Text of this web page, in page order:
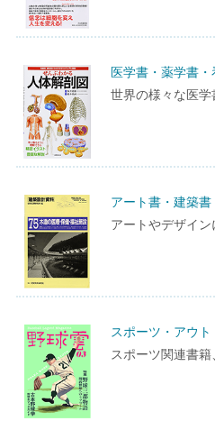
医学書・薬学書・
世界の様々な医
アート書・建築
アートやデザイ
スポーツ・アウト
スポーツ関連書